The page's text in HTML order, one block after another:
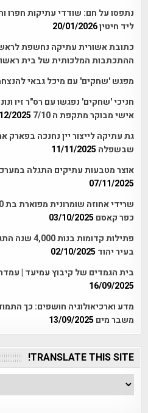
נתפסו על חם: שודדי עתיקות חפרו
ליד חיטין20/01/2026
כתובת אשורית עתיקה נחשפת
ההתכתבות המלכותית של בית
מפגש 'שחקים' עם מיכל גבאי
חניכי 'שחקים' נפגשו עם רס"ר זיו
אישי מבוקר מתקפת ה 7/10
2025
גת עתיקה לייצור יין נחנכה בפארק
שבשפלה 11/11/2025
אוצר מטבעות עתיקים התגלה
07/11/2025
כפר קאסם 03/10/2025
פתילות
בעיר יהוד 02/10/2025
בית הגמדים של קיבוץ עמיעד |
16/09/2025
מדע וארכיאולוגיה חושפים: כך
משבר מים 13/09/2025
TRANSLATE THIS SITE!